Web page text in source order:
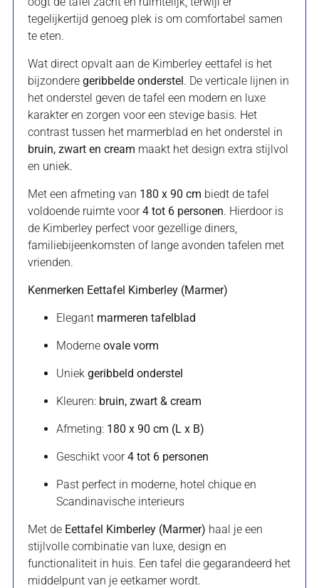
tegelijkertijd genoeg plek is om comfortabel samen
te eten.
Wat direct opvalt aan de Kimberley eettafel is het
bijzondere geribbelde onderstel. De verticale lijnen in
het onderstel geven de tafel een modern en luxe
karakter en zorgen voor een stevige basis. Het
contrast tussen het marmerblad en het onderstel in
bruin, zwart en cream maakt het design extra stijlvol
en uniek.
Met een afmeting van 180 x 90 cm biedt de tafel
voldoende ruimte voor4 tot 6 personen. Hierdoor is
de Kimberley perfect voor gezellige diners,
familiebijeenkomsten of lange avonden tafelen met
vrienden.
Kenmerken Eettafel Kimberley (Marmer)
Elegant marmeren tafelblad
Moderne ovale vorm
Uniek geribbeld onderstel
Kleuren: bruin, zwart & cream
Afmeting: 180 x 90 cm (L x B)
Geschikt voor4 tot 6 personen
Past perfect in moderne, hotel chique en
Scandinavische interieurs
Met de Eettafel Kimberley (Marmer) haal je een
stijlvolle combinatie van luxe, design en
functionaliteit in huis. Een tafel die gegarandeerd het
middelpunt van je eetkamer wordt.